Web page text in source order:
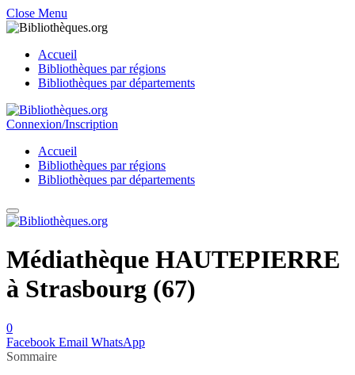
Close Menu
Accueil
Bibliothèques par régions
Bibliothèques par départements
Connexion/Inscription
Accueil
Bibliothèques par régions
Bibliothèques par départements
Médiathèque HAUTEPIERRE
à Strasbourg (67)
0
Facebook Email WhatsApp
Sommaire